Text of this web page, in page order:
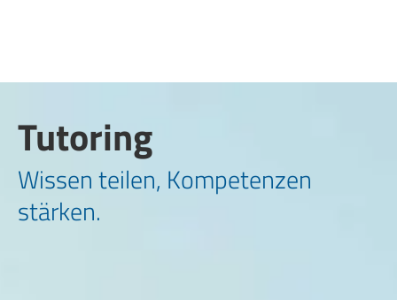
Tutoring
Wissen teilen, Kompetenzen
stärken.